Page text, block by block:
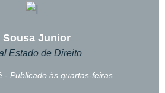
- Publicado às quartas-feiras.
Sousa Junior
Estado de Direito